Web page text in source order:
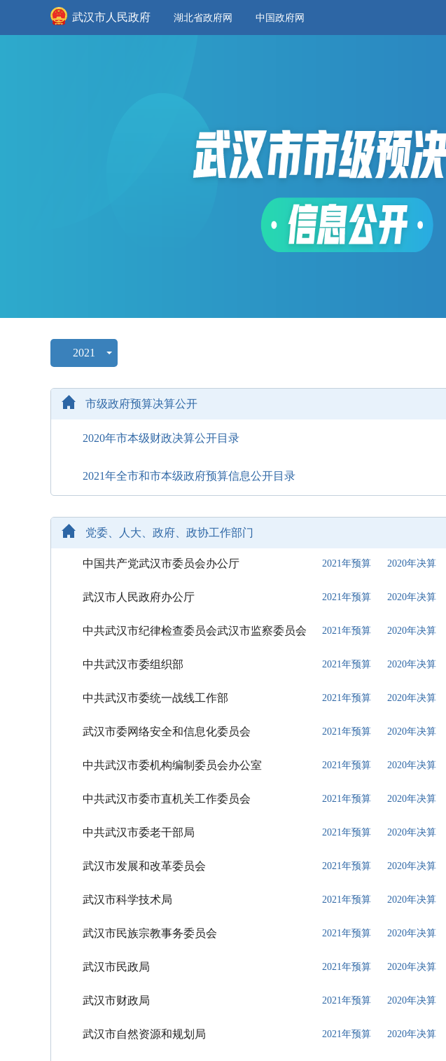
武汉市人民政府 湖北省政府网 中国政府网
2021
市级政府预算决算公开
2020年市本级财政决算公开目录
2021年全市和市本级政府预算信息公开目录
党委、人大、政府、政协工作部门
中国共产党武汉市委员会办公厅 2021年预算 2020年决算
武汉市人民政府办公厅 2021年预算 2020年决算
中共武汉市纪律检查委员会武汉市监察委员会 2021年预算 2020年决算
中共武汉市委组织部 2021年预算 2020年决算
中共武汉市委统一战线工作部 2021年预算 2020年决算
武汉市委网络安全和信息化委员会 2021年预算 2020年决算
中共武汉市委机构编制委员会办公室 2021年预算 2020年决算
中共武汉市委市直机关工作委员会 2021年预算 2020年决算
中共武汉市委老干部局 2021年预算 2020年决算
武汉市发展和改革委员会 2021年预算 2020年决算
武汉市科学技术局 2021年预算 2020年决算
武汉市民族宗教事务委员会 2021年预算 2020年决算
武汉市民政局 2021年预算 2020年决算
武汉市财政局 2021年预算 2020年决算
武汉市自然资源和规划局 2021年预算 2020年决算